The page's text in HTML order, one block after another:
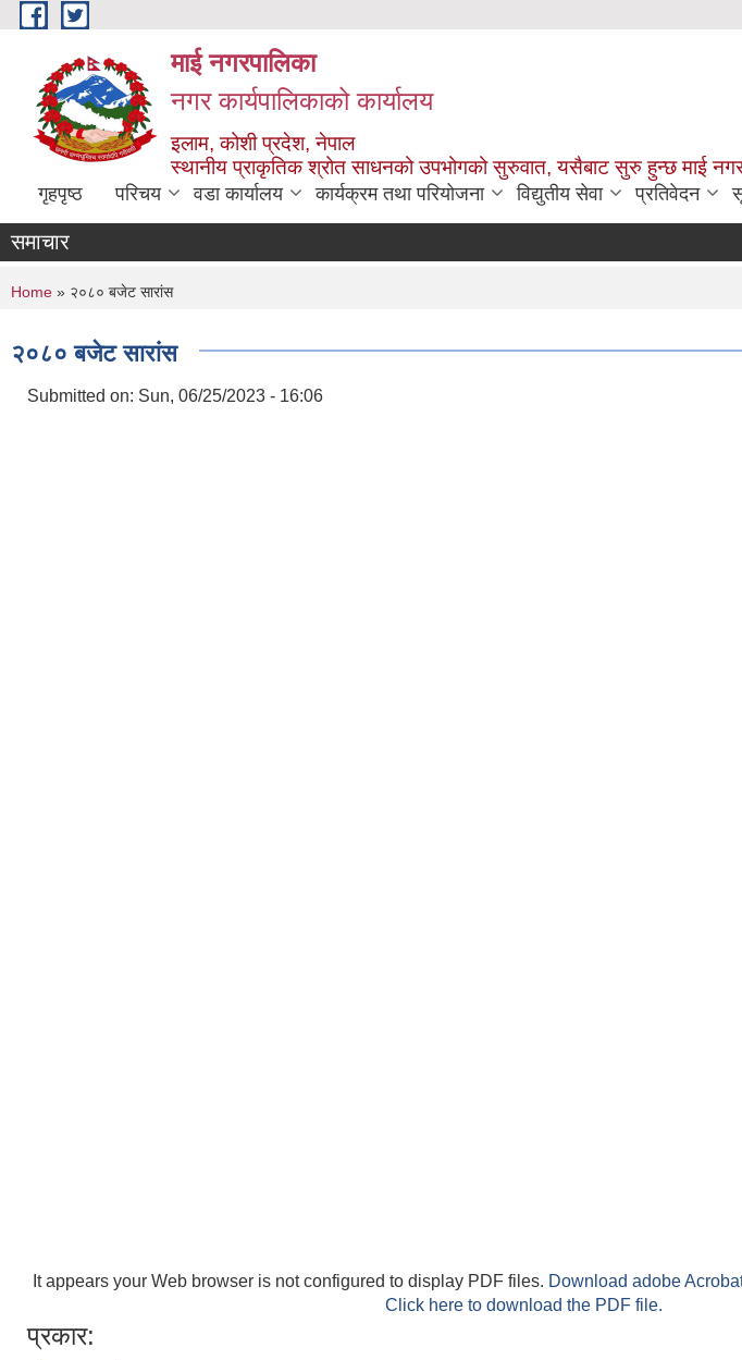
Skip to main content
माई नगरपालिका
नगर कार्यपालिकाको कार्यालय
इलाम, कोशी प्रदेश, नेपाल
स्थानीय प्राकृतिक श्रोत साधनको उपभोगको सुरुवात, यसैबाट सुरु हुन्छ माई
गृहपृष्ठ परिचय वडा कार्यालय कार्यक्रम तथा परियोजना विद्युतीय सेवा प्रतिवेदन
समाचार
You are here
Home » २०८० बजेट सारांस
२०८० बजेट सारांस
Submitted on: Sun, 06/25/2023 - 16:06
It appears your Web browser is not configured to display PDF files. Download adobe
Click here to download the PDF file.
प्रकार: